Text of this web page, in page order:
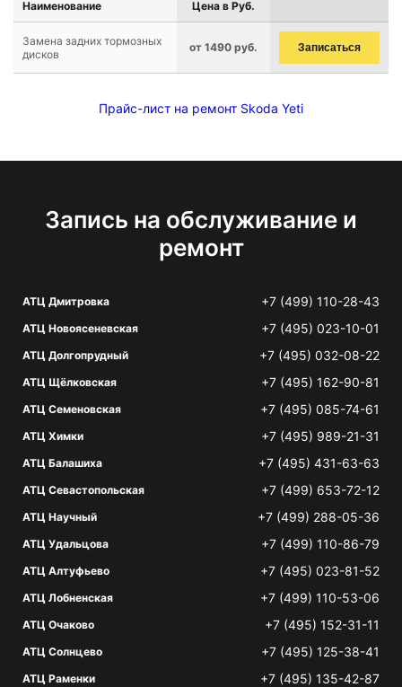
Наименование Цена в Руб.
Замена задних тормозных
дисков
от 1490 руб. Записаться
Прайс-лист на ремонт Skoda Yeti
Запись на обслуживание и
ремонт
АТЦ Дмитровка +7 (499) 110-28-43
АТЦ Новоясеневская +7 (495) 023-10-01
АТЦ Долгопрудный +7 (495) 032-08-22
АТЦ Щёлковская +7 (495) 162-90-81
АТЦ Семеновская +7 (495) 085-74-61
АТЦ Химки +7 (495) 989-21-31
АТЦ Балашиха +7 (495) 431-63-63
АТЦ Севастопольская +7 (499) 653-72-12
АТЦ Научный +7 (499) 288-05-36
АТЦ Удальцова +7 (499) 110-86-79
АТЦ Алтуфьево +7 (495) 023-81-52
АТЦ Лобненская +7 (499) 110-53-06
АТЦ Очаково +7 (495) 152-31-11
АТЦ Солнцево +7 (495) 125-38-41
АТЦ Раменки +7 (495) 135-42-87